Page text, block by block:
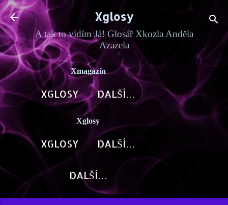
Přeskočit na hlavní obsah
Xglosy
A tak to vidím Já! Glosář Xkozla Anděla
Azazela
Xmagazín
XGLOSY DALŠÍ…
Xglosy
XGLOSY DALŠÍ…
DALŠÍ…